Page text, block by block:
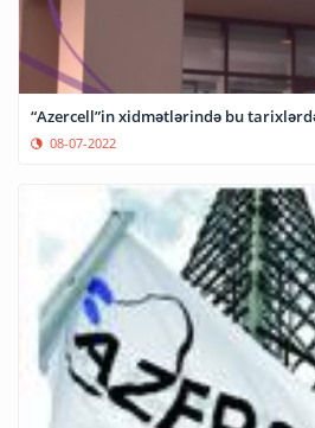
“Azercell”in xidmətlərində bu
08-07-2022